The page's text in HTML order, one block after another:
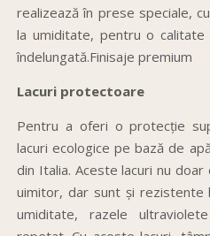
realizează în prese speciale,
la umiditate, pentru o
îndelungată.Finisaje premium
Lacuri protectoare
Pentru a oferi o protecție
lacuri ecologice pe bază de
din Italia. Aceste lacuri nu
uimitor, dar sunt și rezistente
umiditate, razele